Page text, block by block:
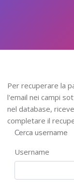
Per recuperare la
l'email nei campi
nel database,
completare il
Cerca username
Username